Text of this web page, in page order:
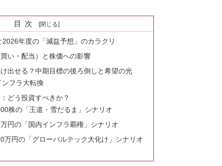
目次
年度の「減益予想」のカラクリ
い・配当）と株価への影響
出せる？中期目標の後ろ倒しと希望の光
フラ大転換
どう投資すべきか？
株の「王道・雪だるま」シナリオ
円の「国内インフラ覇権」シナリオ
万円の「グローバルテック大化け」シナリオ